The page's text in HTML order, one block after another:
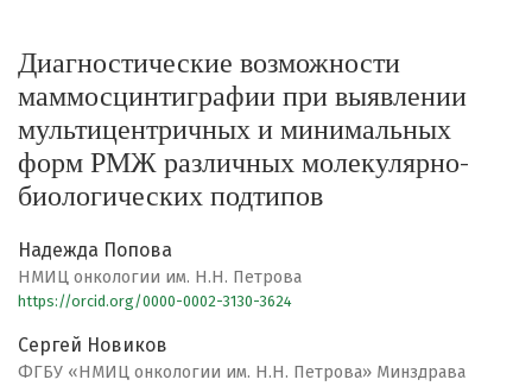
Диагностические возможности
маммосцинтиграфии при выявлении
мультицентричных и минимальных
форм РМЖ различных молекулярно-
биологических подтипов
Надежда Попова
НМИЦ онкологии им. Н.Н. Петрова
https://orcid.org/0000-0002-3130-3624
Сергей Новиков
ФГБУ «НМИЦ онкологии им. Н.Н. Петрова» Минздрава